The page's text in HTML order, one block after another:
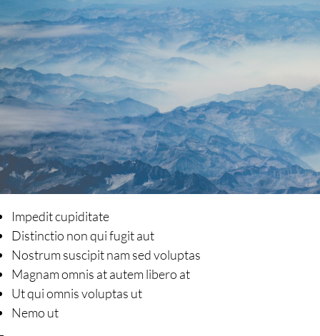
Impedit cupiditate
Distinctio non qui fugit aut
Nostrum suscipit nam sed voluptas
Magnam omnis at autem libero at
Ut qui omnis voluptas ut
Nemo ut